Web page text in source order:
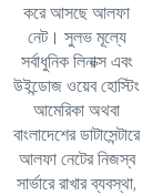
করে আসছে আলফা
নেট। সুলভ মূল্যে
সর্বাধুনিক লিনাক্স এবং
উইন্ডোজ ওয়েব হোস্টিং
আমেরিকা অথবা
বাংলাদেশের ডাটাসেন্টারে
আলফা নেটের নিজস্ব
সার্ভারে রাখার ব্যবস্থা,